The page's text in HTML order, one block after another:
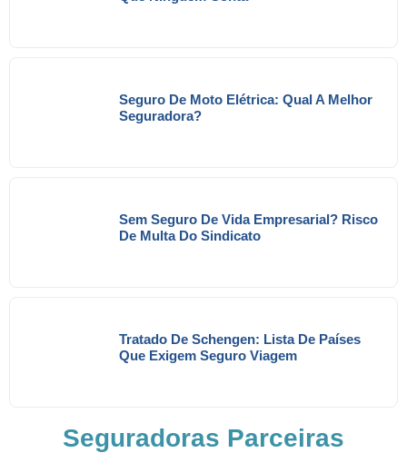
Seguro De Moto Elétrica: Qual A Melhor
Seguradora?
Sem Seguro De Vida Empresarial? Risco
De Multa Do Sindicato
Tratado De Schengen: Lista De Países
Que Exigem Seguro Viagem
Seguradoras Parceiras